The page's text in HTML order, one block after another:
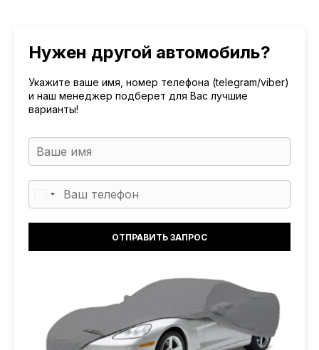
Нужен другой автомобиль?
Укажите ваше имя, номер телефона (telegram/viber)
и наш менеджер подберет для Вас лучшие
варианты!